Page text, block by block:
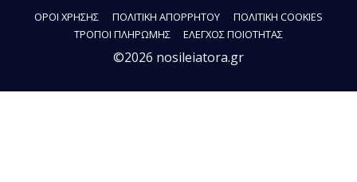
ΟΡΟΙ ΧΡΗΣΗΣ ΠΟΛΙΤΙΚΗ ΑΠΟΡΡΗΤΟΥ
ΠΟΛΙΤΙΚΗ COOKIES
ΤΡΟΠΟΙ ΠΛΗΡΩΜΗΣ
ΕΛΕΓΧΟΣ ΠΟΙΟΤΗΤΑΣ
©2026 nosileiatora.gr